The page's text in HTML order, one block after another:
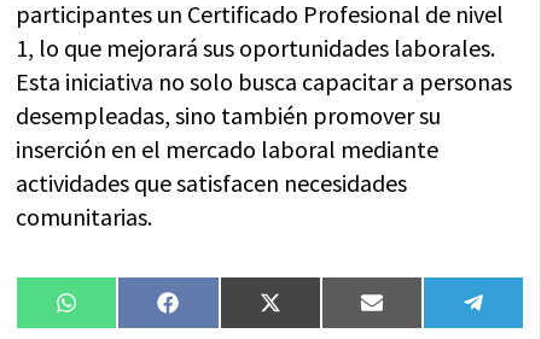
participantes un Certificado Profesional de nivel
1, lo que mejorará sus oportunidades laborales.
Esta iniciativa no solo busca capacitar a personas
desempleadas, sino también promover su
inserción en el mercado laboral mediante
actividades que satisfacen necesidades
comunitarias.
Compartir
WhatsAppCompartir
FacebookCompartir
X
Compartir
Email